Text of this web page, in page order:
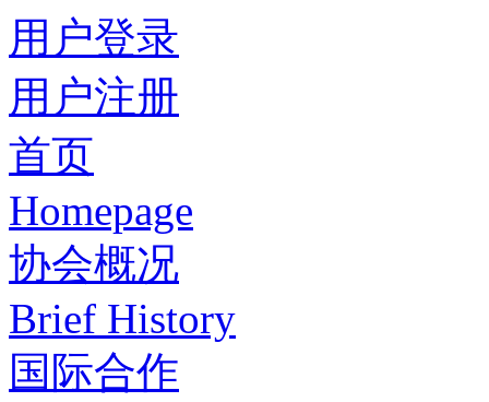
用户登录
用户注册
首页
Homepage
协会概况
Brief History
国际合作